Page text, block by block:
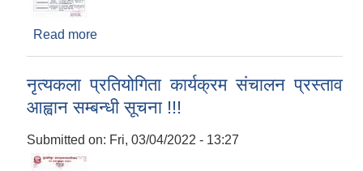
Read more
नृत्यकला प्रतियोगिता कार्यक्रम संचालन प्रस्ताव
आह्वान सम्बन्धी सूचना !!!
Submitted on: Fri, 03/04/2022 - 13:27